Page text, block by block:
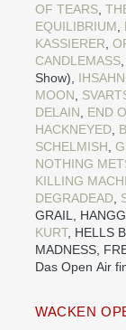
OF TEARS
EQUILIBRIUM
KASSIERER
CANDLEMASS
Show), IHSAHN
MOON
DELAIN
END
HACKNEYED
SCHELMISH
NOTHING
KILLING
DEGRADEAD
GRAIL,
KURT, HELLS
MADNESS,
Das Open Air
WACKEN